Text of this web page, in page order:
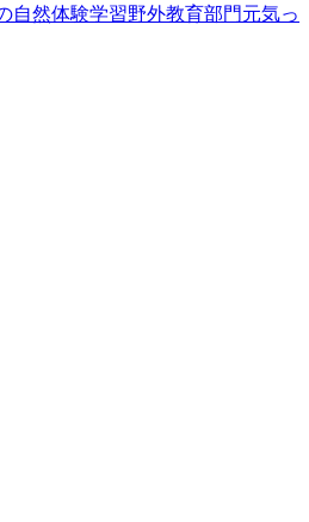
自然体験学習野外教育部門元気っ